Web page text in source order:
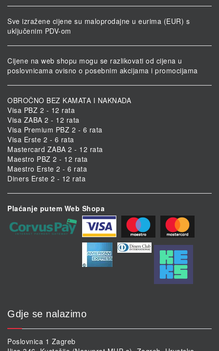
Sve izražene cijene su maloprodajne u eurima (EUR) s
uključenim PDV-om
Cijene na web shopu mogu se razlikovati od cijena u
poslovnicama ovisno o posebnim akcijama i promocijama
OBROČNO BEZ KAMATA I NAKNADA
Visa PBZ 2 - 12 rata
Visa ZABA 2 - 12 rata
Visa Premium PBZ 2 - 6 rata
Visa Erste 2 - 6 rata
Mastercard ZABA 2 - 12 rata
Maestro PBZ 2 - 12 rata
Maestro Erste 2 - 6 rata
Diners Erste 2 - 12 rata
Plaćanje putem Web Shopa
Gdje se nalazimo
Poslovnica 1 Zagreb